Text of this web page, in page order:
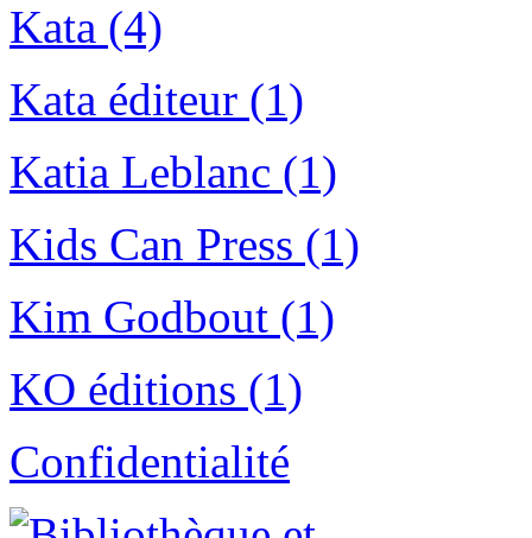
Kata (4)
Kata éditeur (1)
Katia Leblanc (1)
Kids Can Press (1)
Kim Godbout (1)
KO éditions (1)
Confidentialité